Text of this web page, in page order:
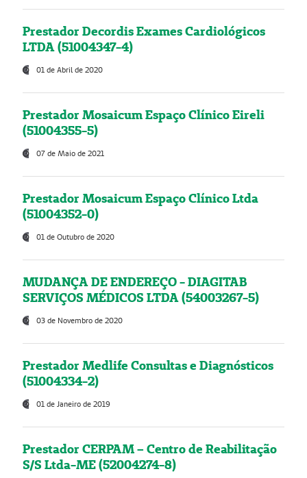
Prestador Decordis Exames Cardiológicos
LTDA (51004347-4)
01 de Abril de 2020
Prestador Mosaicum Espaço Clínico Eireli
(51004355-5)
07 de Maio de 2021
Prestador Mosaicum Espaço Clínico Ltda
(51004352-0)
01 de Outubro de 2020
MUDANÇA DE ENDEREÇO - DIAGITAB
SERVIÇOS MÉDICOS LTDA (54003267-5)
03 de Novembro de 2020
Prestador Medlife Consultas e Diagnósticos
(51004334-2)
01 de Janeiro de 2019
Prestador CERPAM – Centro de Reabilitação
S/S Ltda-ME (52004274-8)